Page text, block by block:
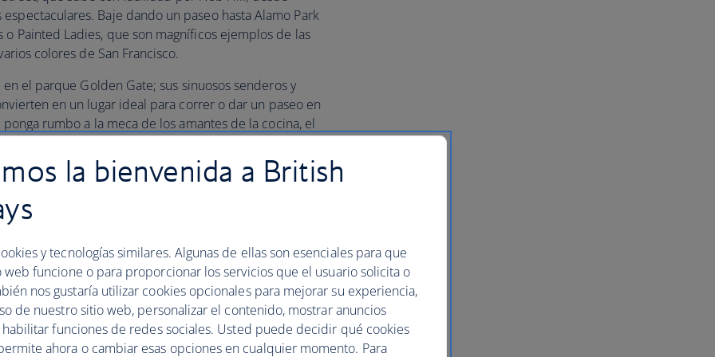
Baje dando un paseo hasta Alamo Park
o Painted Ladies, que son magníficos ejemplos de las
colores de San Francisco.
el parque Golden Gate; sus sinuosos senderos y
en un lugar ideal para correr o dar un paseo en
rumbo a la meca de los amantes de la cocina, el
sabores creativos de helado que se sirven en
peculiar
Hotel Argonaut, ubicado en Fisherman’s Wharf
en este establecimiento de cuatro estrellas frente
la bienvenida a British
y tecnologías similares. Algunas de ellas son esenciales para que
web funcione o para proporcionar los servicios que el usuario solicita o
nos gustaría utilizar cookies opcionales para mejorar su experiencia,
de nuestro sitio web, personalizar el contenido, mostrar anuncios
habilitar funciones de redes sociales. Usted puede decidir qué cookies
ahora o cambiar esas opciones en cualquier momento. Para